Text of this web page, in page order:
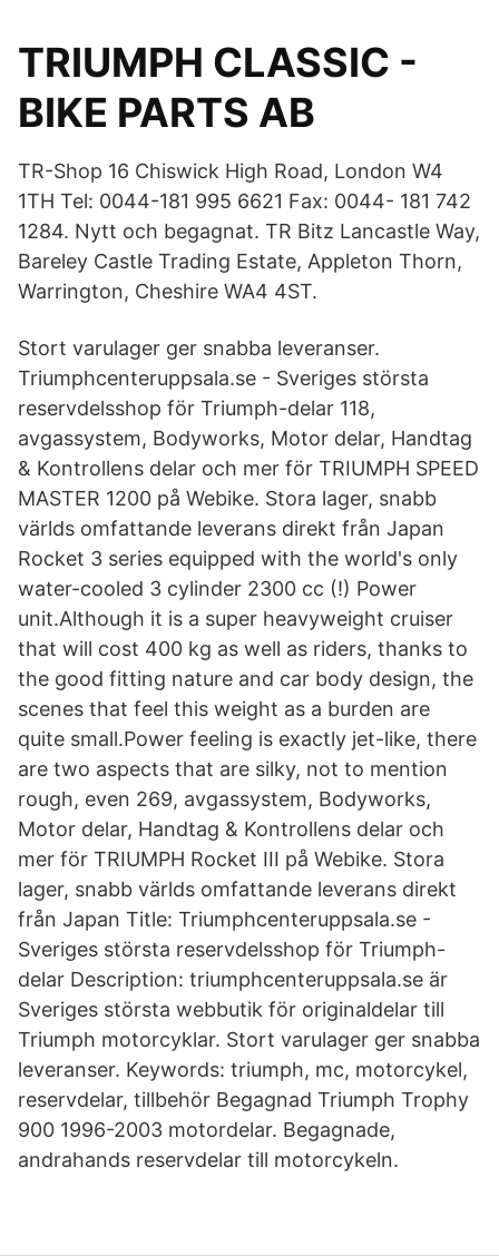
TRIUMPH CLASSIC -
BIKE PARTS AB
TR-Shop 16 Chiswick High Road, London W4
1TH Tel: 0044-181 995 6621 Fax: 0044- 181 742
1284. Nytt och begagnat. TR Bitz Lancastle Way,
Bareley Castle Trading Estate, Appleton Thorn,
Warrington, Cheshire WA4 4ST.
Stort varulager ger snabba leveranser.
Triumphcenteruppsala.se - Sveriges största
reservdelsshop för Triumph-delar 118,
avgassystem, Bodyworks, Motor delar, Handtag
& Kontrollens delar och mer för TRIUMPH SPEED
MASTER 1200 på Webike. Stora lager, snabb
världs omfattande leverans direkt från Japan
Rocket 3 series equipped with the world's only
water-cooled 3 cylinder 2300 cc (!) Power
unit.Although it is a super heavyweight cruiser
that will cost 400 kg as well as riders, thanks to
the good fitting nature and car body design, the
scenes that feel this weight as a burden are
quite small.Power feeling is exactly jet-like, there
are two aspects that are silky, not to mention
rough, even 269, avgassystem, Bodyworks,
Motor delar, Handtag & Kontrollens delar och
mer för TRIUMPH Rocket III på Webike. Stora
lager, snabb världs omfattande leverans direkt
från Japan Title: Triumphcenteruppsala.se -
Sveriges största reservdelsshop för Triumph-
delar Description: triumphcenteruppsala.se är
Sveriges största webbutik för originaldelar till
Triumph motorcyklar. Stort varulager ger snabba
leveranser. Keywords: triumph, mc, motorcykel,
reservdelar, tillbehör Begagnad Triumph Trophy
900 1996-2003 motordelar. Begagnade,
andrahands reservdelar till motorcykeln.